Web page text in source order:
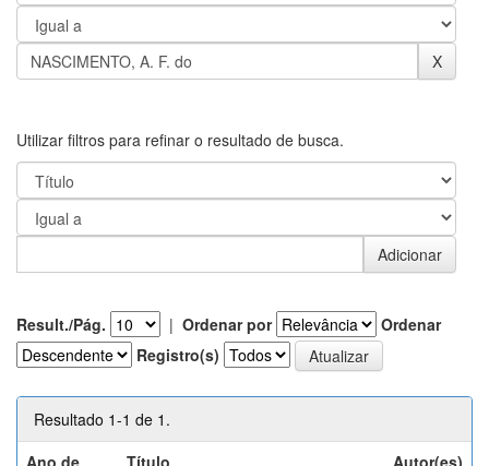
Utilizar filtros para refinar o resultado de busca.
Result./Pág. | Ordenar por
Ordenar
Registro(s)
Resultado 1-1 de 1.
Ano de
Título Autor(es)